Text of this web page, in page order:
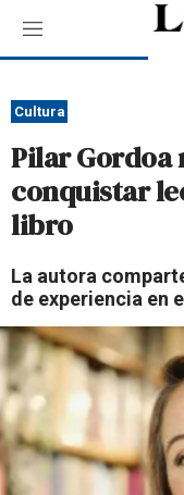
M
e
ú
Cultura
Pilar Gordoa
conquistar
libro
La autora
de experiencia en